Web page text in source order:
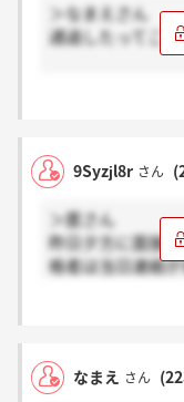
＞なまえさん
通過したってこ
9Syzjl8r さん
＞匿さん
昨日夕方に面接
格者は当日連絡
なまえ さん